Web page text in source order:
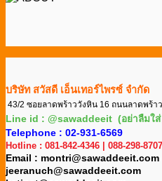
บริษัท สวัสดี เอ็นเทอร์ไพรซ์ จำกัด
43/2 ซอยลาดพร้าววังหิน 16 ถนนลาดพร้า
Line id : @sawaddeeit (อย่าลืมใส่
Telephone : 02-931-6569
Hotline : 081-842-4346 | 088-298-
Email : montri@sawaddeeit.com
jeeranuch@sawaddeeit.com